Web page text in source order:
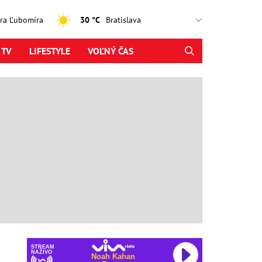
Ľubomíra 30 °C
LIFESTYLE VOĽNÝ ČAS
STREAM
NAŽIVO
Noah Kahan